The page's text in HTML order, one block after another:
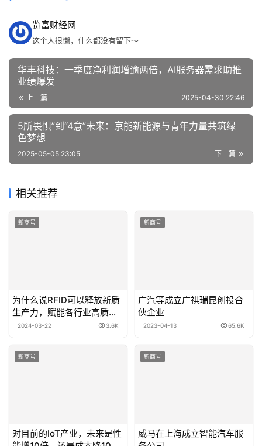
览富财经网
这个人很懒，什么都没有留下～
华丰科技：一季度净利润增逾两倍，AI服务器需求助推
业绩爆发
上一篇 2025-04-30 22:46
5所畏惧”到“4意”未来：京能新能源与青年力量共筑绿
色梦想
下一篇
2025-05-05 23:05
相关推荐
新商号
为什么说RFID可以释放新质
生产力，赋能各行业高质量
发展？—RFID自动识别展即
2024-03-22 3.6K
新商号
广汽等成立广祺瑞昆创投合
伙企业
2023-04-13 65.6K
新商号
对目前的IoT产业，未来是性
新商号
威马在上海成立智能汽车服